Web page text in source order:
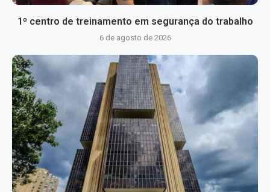
1º centro de treinamento em segurança do trabalho
6 de agosto de 2026